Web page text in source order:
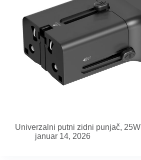
Univerzalni putni zidni punjač, 25W
januar 14, 2026